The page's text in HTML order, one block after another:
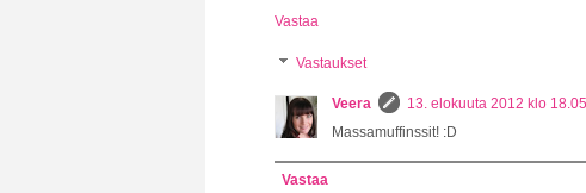
Vastaa
Vastaukset
Veera
13. elokuuta 2012 klo 18.05
Massamuffinssit! :D
Vastaa